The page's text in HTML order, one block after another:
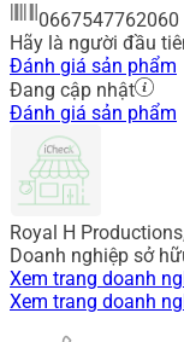
0667547762060
Hãy là người đầu
Đánh giá sản phẩm
Đang cập nhật
Đánh giá sản phẩm
Royal H
Doanh nghiệp sở
Xem trang doanh
Xem trang doanh